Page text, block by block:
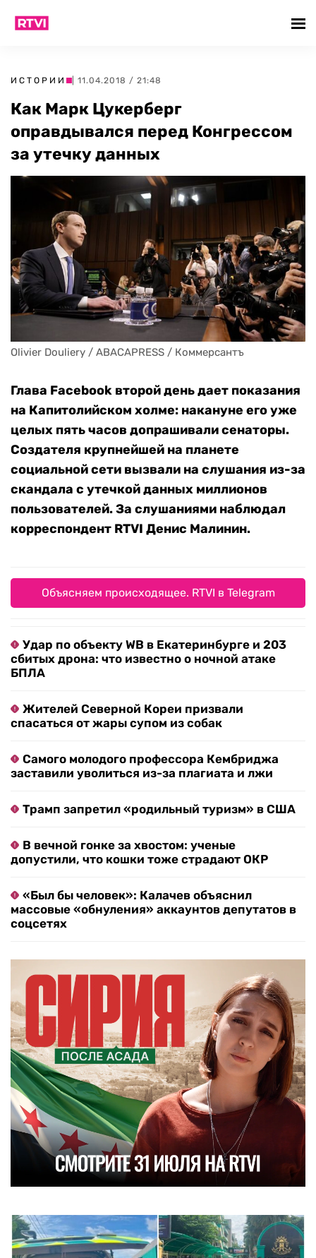
ИСТОРИИ | 11.04.2018 / 21:48
Как Марк Цукерберг
оправдывался перед Конгрессом
за утечку данных
Olivier Douliery / ABACAPRESS / Коммерсантъ
Глава Facebook второй день дает показания
на Капитолийском холме: накануне его уже
целых пять часов допрашивали сенаторы.
Создателя крупнейшей на планете
социальной сети вызвали на слушания из-за
скандала с утечкой данных миллионов
пользователей. За слушаниями наблюдал
корреспондент RTVI Денис Малинин.
Объясняем происходящее. RTVI в Telegram
Удар по объекту WB в Екатеринбурге и 203
сбитых дрона: что известно о ночной атаке
БПЛА
Жителей Северной Кореи призвали
спасаться от жары супом из собак
Самого молодого профессора Кембриджа
заставили уволиться из-за плагиата и лжи
Трамп запретил «родильный туризм» в США
В вечной гонке за хвостом: ученые
допустили, что кошки тоже страдают ОКР
«Был бы человек»: Калачев объяснил
массовые «обнуления» аккаунтов депутатов в
соцсетях